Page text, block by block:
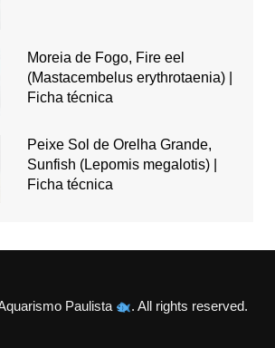
Moreia de Fogo, Fire eel
(Mastacembelus erythrotaenia) |
Ficha técnica
Peixe Sol de Orelha Grande,
Sunfish (Lepomis megalotis) |
Ficha técnica
Paulista . All rights reserved.